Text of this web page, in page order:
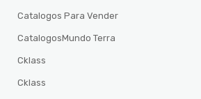
Catalogos Para Vender
CatalogosMundo Terra
Cklass
Cklass